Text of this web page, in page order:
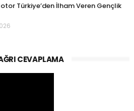
Türkiye’den İlham Veren Gençlik
CEVAPLAMA